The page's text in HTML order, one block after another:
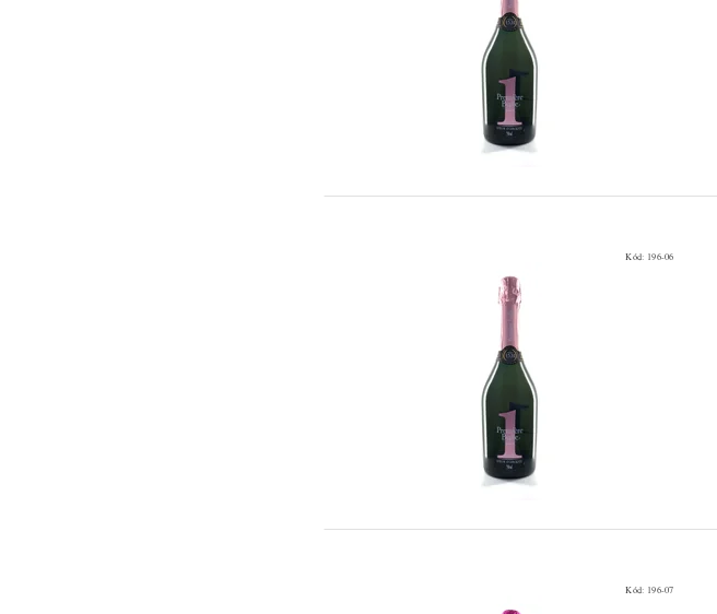
Kód: 196-06
Kód: 196-07